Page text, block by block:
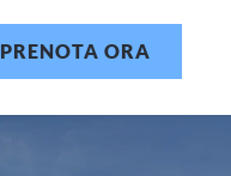
PRENOTA ORA